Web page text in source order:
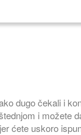
dugo čekali i
i možete
ćete uskoro